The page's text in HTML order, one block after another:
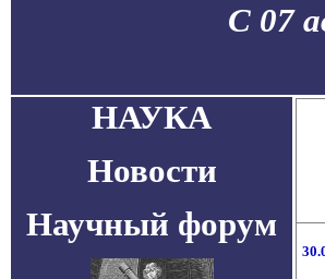
С 07
НАУКА
Новости
Научный форум